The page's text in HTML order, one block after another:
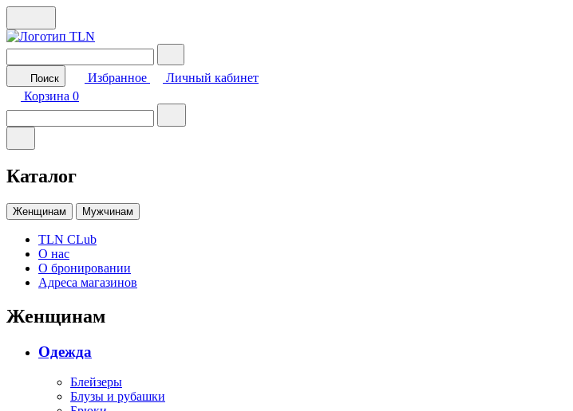
Поиск Избранное
Личный кабинет
Корзина 0
Каталог
Женщинам Мужчинам
TLN CLub
О нас
О бронировании
Адреса магазинов
Женщинам
Одежда
Блейзеры
Блузы и рубашки